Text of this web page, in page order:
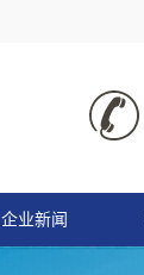
企业新闻